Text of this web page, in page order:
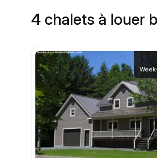
4 chalets à louer